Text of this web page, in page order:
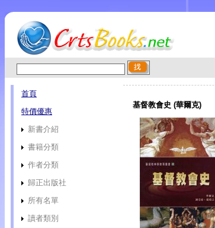
首頁
特價優惠
新書介紹
書籍分類
作者分類
歸正出版社
所有名單
讀者類別
基督教會史 (華爾克)